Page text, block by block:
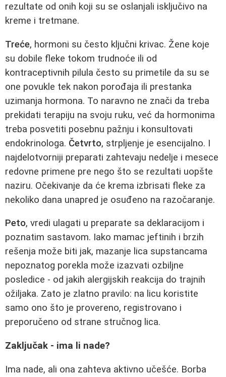
rezultate od onih koji su se oslanjali isključivo na
kreme i tretmane.
Treće, hormoni su često ključni krivac. Žene koje
su dobile fleke tokom trudnoće ili od
kontraceptivnih pilula često su primetile da su se
one povukle tek nakon porođaja ili prestanka
uzimanja hormona. To naravno ne znači da treba
prekidati terapiju na svoju ruku, već da hormonima
treba posvetiti posebnu pažnju i konsultovati
endokrinologa. Četvrto, strpljenje je esencijalno. I
najdelotvorniji preparati zahtevaju nedelje i mesece
redovne primene pre nego što se rezultati uopšte
naziru. Očekivanje da će krema izbrisati fleke za
nekoliko dana unapred je osuđeno na razočaranje.
Peto, vredi ulagati u preparate sa deklaracijom i
poznatim sastavom. Iako mamac jeftinih i brzih
rešenja može biti jak, mazanje lica supstancama
nepoznatog porekla može izazvati ozbiljne
posledice - od jakih alergijskih reakcija do trajnih
ožiljaka. Zato je zlatno pravilo: na licu koristite
samo ono što je provereno, registrovano i
preporučeno od strane stručnog lica.
Zaključak - ima li nade?
Ima nade, ali ona zahteva aktivno učešće. Borba